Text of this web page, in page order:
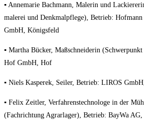
▪ Anne­ma­rie Bach­mann, Male­rin und
ma­le­rei und Denk­mal­pfle­ge), Betrieb:
GmbH, Königsfeld
▪ Mar­tha Bücker, Maß­schnei­de­rin
Hof GmbH, Hof
▪ Niels Kas­pe­rek, Sei­ler, Betrieb: LIROS
▪ Felix Zeit­ler, Ver­fah­rens­tech­no­lo­ge in der
(Fach­rich­tung Agrar­la­ger), Betrieb: Bay­Wa